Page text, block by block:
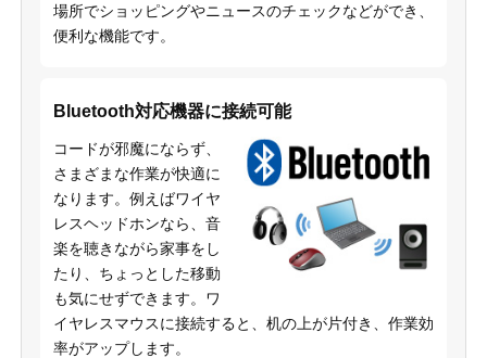
場所でショッピングやニュースのチェックなどができ、
便利な機能です。
Bluetooth対応機器に接続可能
コードが邪魔にならず、
さまざまな作業が快適に
なります。例えばワイヤ
レスヘッドホンなら、音
楽を聴きながら家事をし
たり、ちょっとした移動
も気にせずできます。ワ
イヤレスマウスに接続すると、机の上が片付き、作業効
率がアップします。